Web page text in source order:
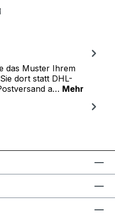
das Muster Ihrem
dort statt DHL-
a… Mehr